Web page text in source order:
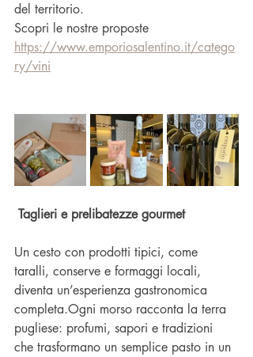
del territorio.
Scopri le nostre proposte
https://www.emporiosalentino.it/catego
ry/vini
Taglieri e prelibatezze gourmet
Un cesto con prodotti tipici, come
taralli, conserve e formaggi locali,
diventa un’esperienza gastronomica
completa.Ogni morso racconta la terra
pugliese: profumi, sapori e tradizioni
che trasformano un semplice pasto in un